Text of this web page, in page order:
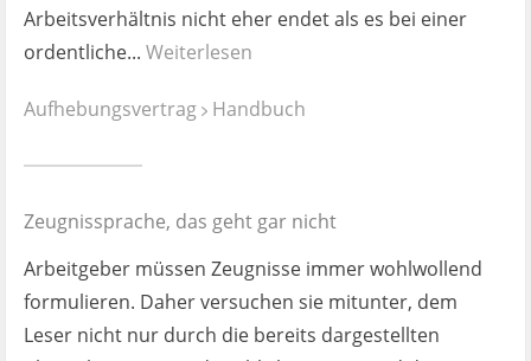
Arbeitsverhältnis nicht eher endet als es bei einer
ordentliche... Weiterlesen
Aufhebungsvertrag Handbuch
Zeugnissprache, das geht gar nicht
Arbeitgeber müssen Zeugnisse immer wohlwollend
formulieren. Daher versuchen sie mitunter, dem
Leser nicht nur durch die bereits dargestellten